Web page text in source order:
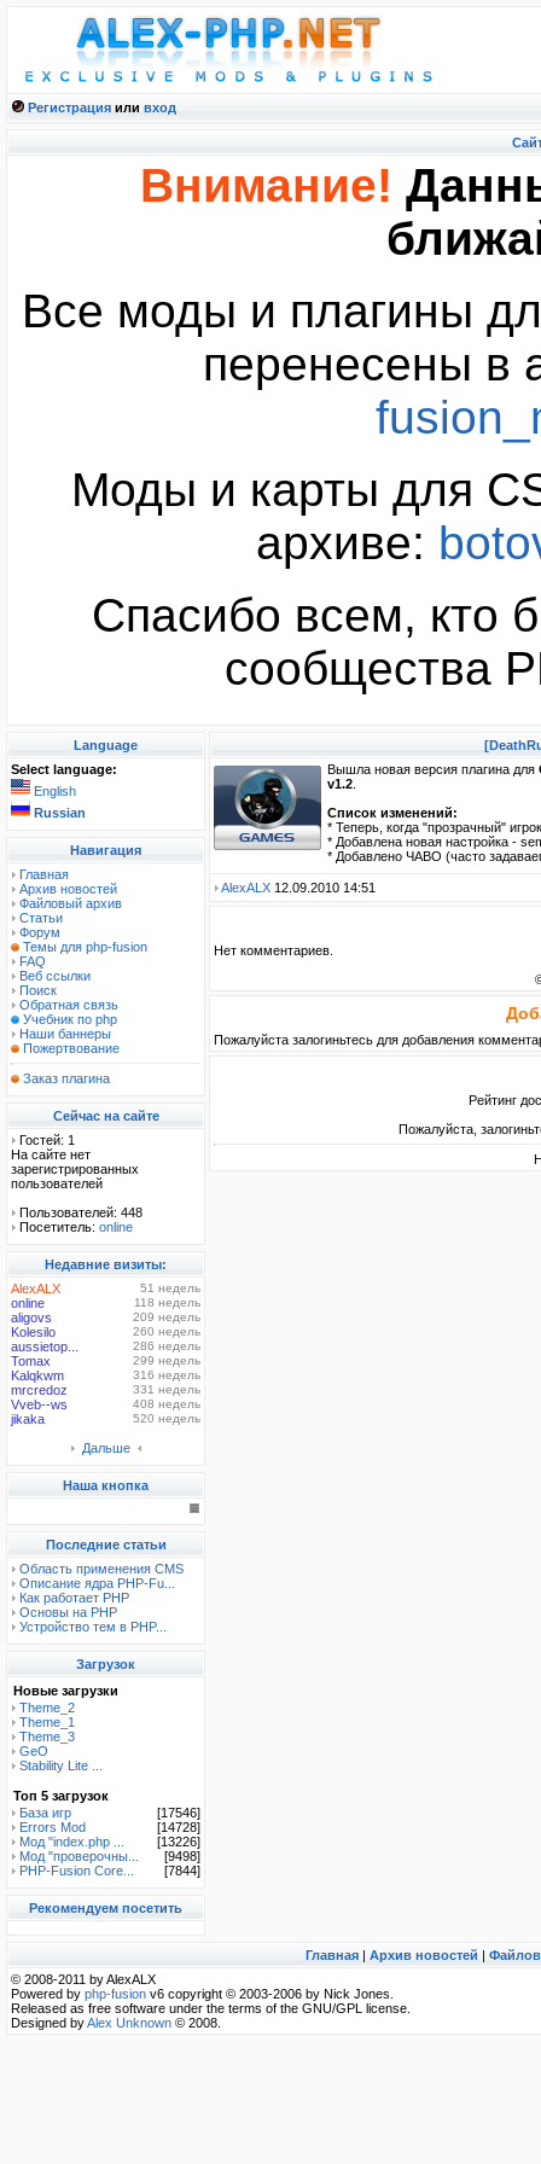
Регистрация или вход
Внимание!
Все моды и плагины
перенесены в
Моды и карты для
архиве:
Спасибо всем, кто
сообщества
Language
Select language:
English
Russian
Навигация
Главная
Архив новостей
Файловый архив
Статьи
Форум
Темы для php-fusion
FAQ
Веб ссылки
Поиск
Обратная связь
Учебник по php
Наши баннеры
Пожертвование
Заказ плагина
Сейчас на сайте
Гостей: 1
На сайте нет
зарегистрированных
пользователей
Пользователей: 448
Посетитель: online
Недавние визиты:
AlexALX
51 недель
online 118 недель
aligovs 209 недель
Kolesilo 260 недель
aussietop... 286 недель
Tomax 299 недель
Kalqkwm 316 недель
mrcredoz 331 недель
Vveb--ws 408 недель
jikaka 520 недель
Дальше
Наша кнопка
Последние статьи
Область применения CMS
Описание ядра PHP-Fu...
Как работает PHP
Основы на PHP
Устройство тем в PHP...
Загрузок
Новые загрузки
Theme_2
Theme_1
Theme_3
GeO
Stability Lite ...
Топ 5 загрузок
База игр
[17546]
Errors Mod
[14728]
Мод "index.php ...
[13226]
Мод "проверочны...
[9498]
PHP-Fusion Core...
[7844]
Рекомендуем посетить
Вышла новая версия плагина для
v1.2
Список изменений:
* Теперь, когда "прозрачный"
* Добавлена новая настройка -
* Добавлено ЧАВО (часто
AlexALX 12.09.2010 14:51
Нет комментариев.
Пожалуйста залогиньтесь для добавления
Рейтинг
Пожалуйста,
Главная| Архив новостей |
© 2008-2011 by AlexALX
Powered by php-fusion v6 copyright © 2003-2006 by Nick Jones.
Released as free software under the terms of the GNU/GPL license.
Designed byAlex Unknown © 2008.